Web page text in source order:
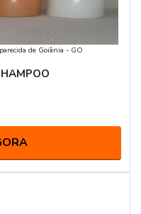
de Goiânia - GO